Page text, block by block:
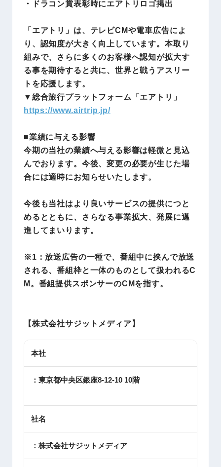
・ドラコン賞表彰時にエアトリロゴ掲出
「エアトリ」は、テレビCMや電車広告によ
り、認知度が大きく向上しています。本取り
組みで、さらに多くのお客様へ認知が拡大す
る事を期待すると共に、世界と戦うアスリー
トを応援します。
▼総合旅行プラットフォーム「エアトリ」
https://www.airtrip.jp/
■業績に与える影響
今期の当社の業績へ与える影響は軽微と見込
んでおります。今後、変更の必要が生じた場
合には適時にお知らせいたします。
今後も当社はより良いサービスの提供につと
めるとともに、さらなる事業拡大、発展に邁
進してまいります。
※1：放送広告の一種で、番組中に挟んで放送
される、番組枠と一体のものとして扱われるC
M。番組提供スポンサーのCMを指す。
【株式会社サジットメディア】
本社
：東京都中央区銀座8-12-10 10階
社名
：株式会社サジットメディア